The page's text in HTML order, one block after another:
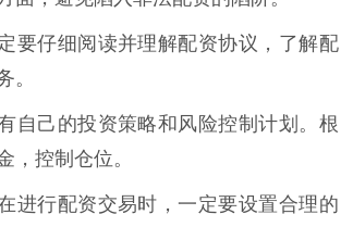
要仔细阅读并理解配资协议，了解配
。
自己的投资策略和风险控制计划。根
，控制仓位。
进行配资交易时，一定要设置合理的